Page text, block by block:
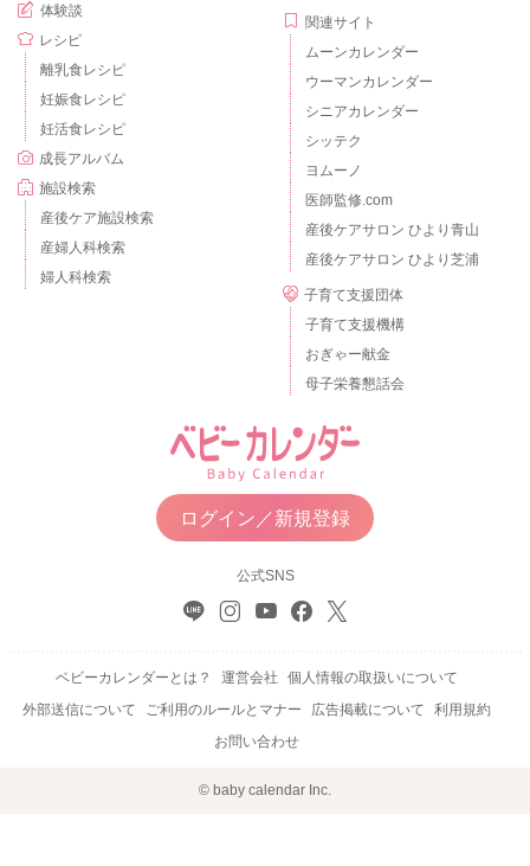
体験談
レシピ
離乳食レシピ
妊娠食レシピ
妊活食レシピ
成長アルバム
施設検索
産後ケア施設検索
産婦人科検索
婦人科検索
関連サイト
ムーンカレンダー
ウーマンカレンダー
シニアカレンダー
シッテク
ヨムーノ
医師監修.com
産後ケアサロン ひより青山
産後ケアサロン ひより芝浦
子育て支援団体
子育て支援機構
おぎゃー献金
母子栄養懇話会
ログイン／新規登録
公式SNS
ベビーカレンダーとは？ 運営会社
個人情報の取扱いについて
外部送信について
ご利用のルールとマナー 広告掲載について
利用規約
お問い合わせ
© baby calendar Inc.